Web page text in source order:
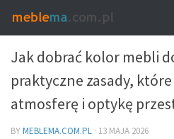
MEBLE – PROPORCJE, UKŁAD I WYBÓR
Jak dobrać kolor mebli
praktyczne zasady,
atmosferę i optykę
BYMEBLEMA.COM.PL · 13 MAJA 2026